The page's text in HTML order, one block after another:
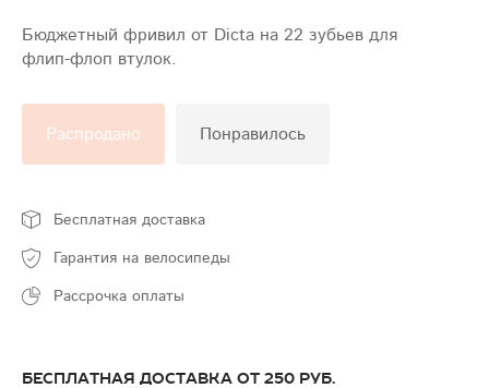
Бюджетный фривил от Dicta на 22 зубьев для
флип-флоп втулок.
Распродано Понравилось
Бесплатная доставка
Гарантия на велосипеды
Рассрочка оплаты
Бесплатная доставка от 250 руб.